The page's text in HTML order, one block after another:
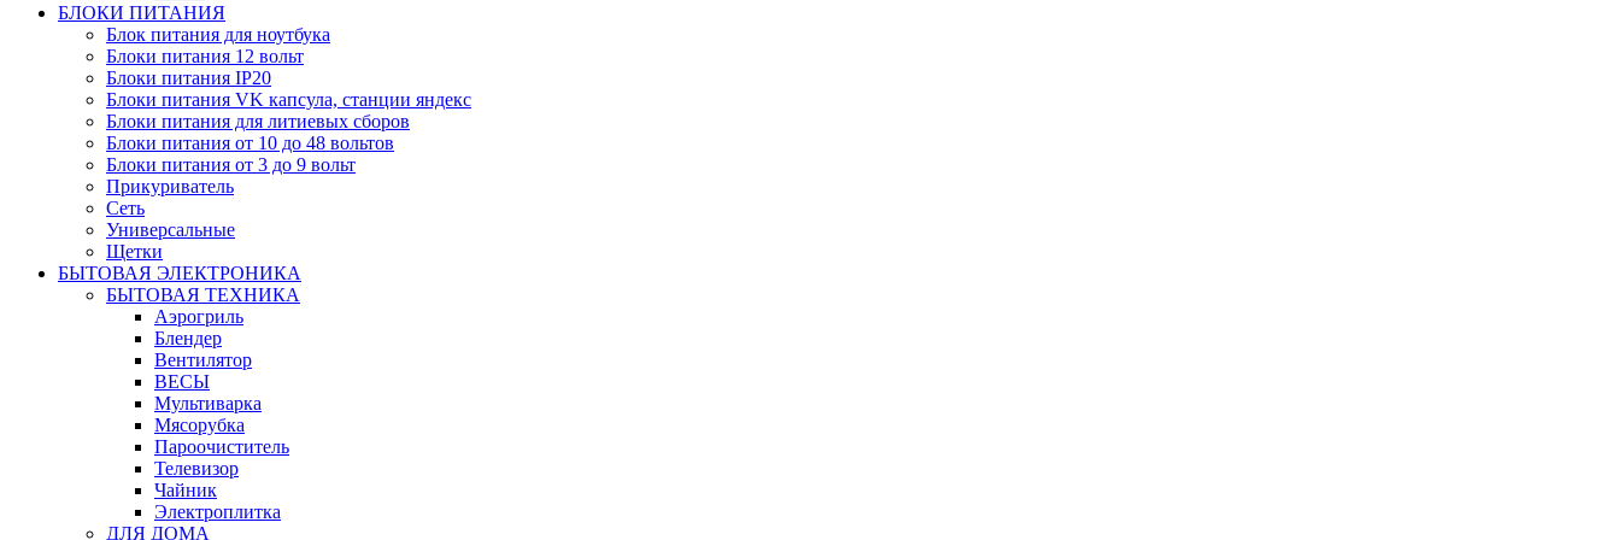
БЛОКИ ПИТАНИЯ
Блок питания для ноутбука
Блоки питания 12 вольт
Блоки питания IP20
Блоки питания VK капсула, станции яндекс
Блоки питания для литиевых сборов
Блоки питания от 10 до 48 вольтов
Блоки питания от 3 до 9 вольт
Прикуриватель
Сеть
Универсальные
Щетки
БЫТОВАЯ ЭЛЕКТРОНИКА
БЫТОВАЯ ТЕХНИКА
Аэрогриль
Блендер
Вентилятор
ВЕСЫ
Мультиварка
Мясорубка
Пароочиститель
Телевизор
Чайник
Электроплитка
ДЛЯ ДОМА